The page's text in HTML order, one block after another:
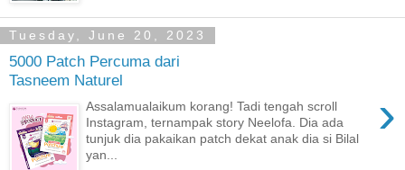
Tuesday, June 20, 2023
5000 Patch Percuma dari
Tasneem Naturel
›
Assalamualaikum korang! Tadi tengah scroll
Instagram, ternampak story Neelofa. Dia ada
tunjuk dia pakaikan patch dekat anak dia si Bilal
yan...